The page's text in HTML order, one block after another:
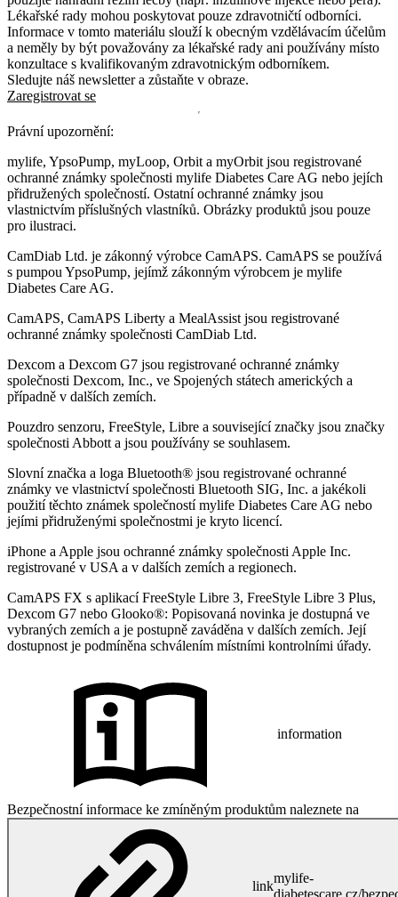
Lékařské rady mohou poskytovat pouze zdravotničtí odborníci.
Informace v tomto materiálu slouží k obecným vzdělávacím účelům
a neměly by být považovány za lékařské rady ani používány místo
konzultace s kvalifikovaným zdravotnickým odborníkem.
Sledujte náš newsletter a zůstaňte v obraze.
Zaregistrovat se
Právní upozornění:
mylife, YpsoPump, myLoop, Orbit a myOrbit jsou registrované
ochranné známky společnosti mylife Diabetes Care AG nebo jejích
přidružených společností. Ostatní ochranné známky jsou
vlastnictvím příslušných vlastníků. Obrázky produktů jsou pouze
pro ilustraci.
CamDiab Ltd. je zákonný výrobce CamAPS. CamAPS se používá
s pumpou YpsoPump, jejímž zákonným výrobcem je mylife
Diabetes Care AG.
CamAPS, CamAPS Liberty a MealAssist jsou registrované
ochranné známky společnosti CamDiab Ltd.
Dexcom a Dexcom G7 jsou registrované ochranné známky
společnosti Dexcom, Inc., ve Spojených státech amerických a
případně v dalších zemích.
Pouzdro senzoru, FreeStyle, Libre a související značky jsou značky
společnosti Abbott a jsou používány se souhlasem.
Slovní značka a loga Bluetooth® jsou registrované ochranné
známky ve vlastnictví společnosti Bluetooth SIG, Inc. a jakékoli
použití těchto známek společností mylife Diabetes Care AG nebo
jejími přidruženými společnostmi je kryto licencí.
iPhone a Apple jsou ochranné známky společnosti Apple Inc.
registrované v USA a v dalších zemích a regionech.
CamAPS FX s aplikací FreeStyle Libre 3, FreeStyle Libre 3 Plus,
Dexcom G7 nebo Glooko®: Popisovaná novinka je dostupná ve
vybraných zemích a je postupně zaváděna v dalších zemích. Její
dostupnost je podmíněna schválením místními kontrolními úřady.
information
Bezpečnostní informace ke zmíněným produktům naleznete na
link
mylife-
diabetescare.cz/